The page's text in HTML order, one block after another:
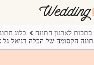
כתבות לארגון חתונה
בלוג
הקסומה של הכלה דניאל גל